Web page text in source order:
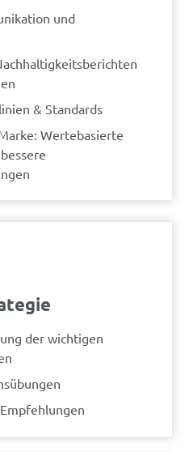
und
& Standards
Wertebasierte
der wichtigen